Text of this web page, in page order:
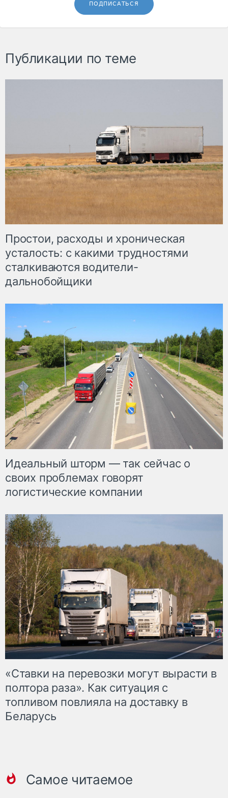
ПОДПИСАТЬСЯ
Публикации по теме
Простои, расходы и хроническая
усталость: с какими трудностями
сталкиваются водители-
дальнобойщики
Идеальный шторм — так сейчас о
своих проблемах говорят
логистические компании
«Ставки на перевозки могут вырасти в
полтора раза». Как ситуация с
топливом повлияла на доставку в
Беларусь
Самое читаемое